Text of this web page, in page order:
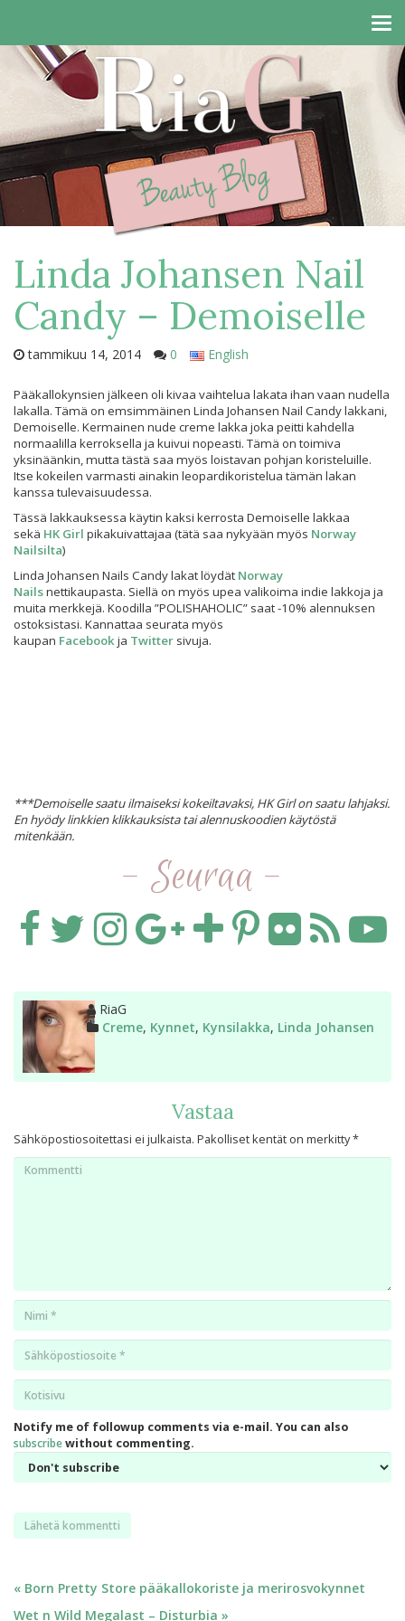
Linda Johansen Nail
Candy – Demoiselle
tammikuu 14, 2014 0 English
Pääkallokynsien jälkeen oli kivaa vaihtelua lakata ihan vaan nudella
lakalla. Tämä on emsimmäinen Linda Johansen Nail Candy lakkani,
Demoiselle. Kermainen nude creme lakka joka peitti kahdella
normaalilla kerroksella ja kuivui nopeasti. Tämä on toimiva
yksinäänkin, mutta tästä saa myös loistavan pohjan koristeluille.
Itse kokeilen varmasti ainakin leopardikoristelua tämän lakan
kanssa tulevaisuudessa.
Tässä lakkauksessa käytin kaksi kerrosta Demoiselle lakkaa
sekä HK Girl pikakuivattajaa (tätä saa nykyään myös Norway
Nailsilta)
Linda Johansen Nails Candy lakat löydät Norway
Nailsnettikaupasta. Siellä on myös upea valikoima indie lakkoja ja
muita merkkejä. Koodilla ”POLISHAHOLIC” saat -10% alennuksen
ostoksistasi. Kannattaa seurata myös
kaupan Facebookja Twitter sivuja.
***Demoiselle saatu ilmaiseksi kokeiltavaksi, HK Girl on saatu lahjaksi.
En hyödy linkkien klikkauksista tai alennuskoodien käytöstä
mitenkään.
- Seuraa -
Kirjoittaja
RiaG
Kategoriat
Creme, Kynnet, Kynsilakka, Linda Johansen
Vastaa
Sähköpostiosoitettasi ei julkaista. Pakolliset kentät on merkitty*
Kommentti
Notify me of followup comments via e-mail. You can also
subscribewithout commenting.
Artikkelien
« Born Pretty Store pääkallokoriste ja merirosvokynnet
Wet n Wild Megalast – Disturbia »